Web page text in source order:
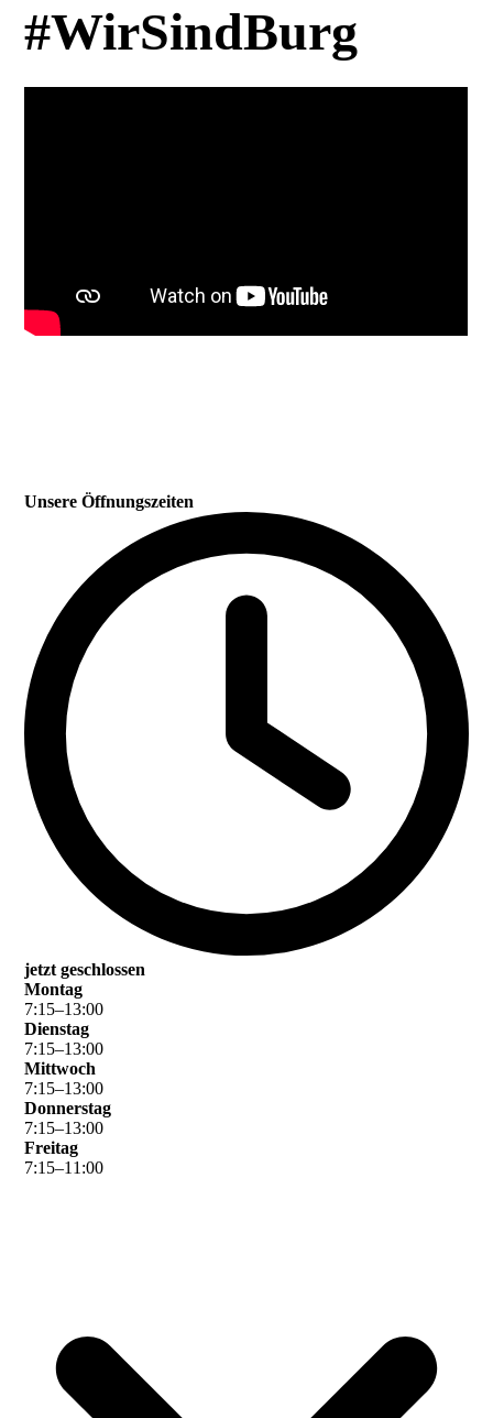
#WirSindBurg
Unsere Öffnungszeiten
jetzt geschlossen
Montag
7:15–13:00
Dienstag
7:15–13:00
Mittwoch
7:15–13:00
Donnerstag
7:15–13:00
Freitag
7:15–11 :00